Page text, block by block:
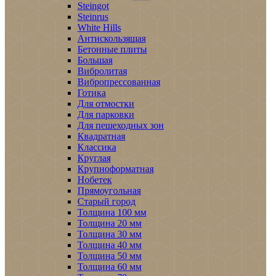
Steingot
Steinrus
White Hills
Антискользящая
Бетонные плиты
Большая
Вибролитая
Вибропрессованная
Готика
Для отмостки
Для парковки
Для пешеходных зон
Квадратная
Классика
Круглая
Крупноформатная
Нобетек
Прямоугольная
Старый город
Толщина 100 мм
Толщина 20 мм
Толщина 30 мм
Толщина 40 мм
Толщина 50 мм
Толщина 60 мм